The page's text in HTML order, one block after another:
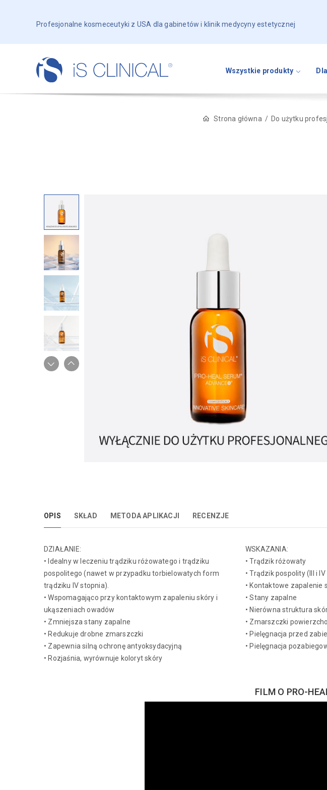
Profesjonalne kosmeceutyki z USA dla gabinetów i klinik medycyny estetycznej
Wszystkie produkty
Strona główna Do użytku
OPIS SKŁAD METODA APLIKACJI RECENZJE
DZIAŁANIE:
• Idealny w leczeniu trądziku różowatego i trądziku
pospolitego (nawet w przypadku torbielowatych form
trądziku IV stopnia).
• Wspomagająco przy kontaktowym zapaleniu skóry i
ukąszeniach owadów
• Zmniejsza stany zapalne
• Redukuje drobne zmarszczki
• Zapewnia silną ochronę antyoksydacyjną
• Rozjaśnia, wyrównuje koloryt skóry
WSKAZANIA:
• Trądzik różowaty
• Trądzik pospolity (III i
• Kontaktowe zapalenie
• Stany zapalne
• Nierówna struktura
• Zmarszczki
• Pielęgnacja przed
• Pielęgnacja
FILM O PRO-